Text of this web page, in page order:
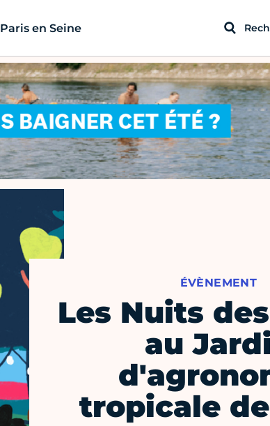
Paris en Seine
ÉVÈNEMENT
Les Nuits
au
tropicale